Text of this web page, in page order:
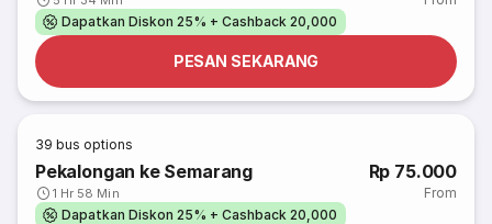
Dapatkan Diskon 25% + Cashback 20,000
PESAN SEKARANG
39 bus options
Pekalongan ke Semarang
1 Hr 58 Min
Rp 75.000
From
Dapatkan Diskon 25% + Cashback 20,000